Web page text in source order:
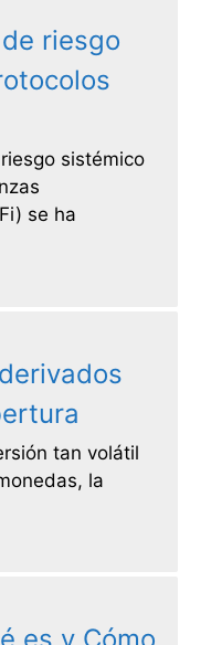
riesgo
sistémico
se ha
tan volátil
la